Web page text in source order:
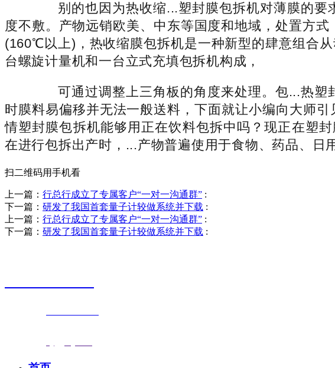
别的也因为热收缩...塑封膜包拆机对薄膜的要
度不敷。产物远销欧美、中东等国度和地域，处置方
(160℃以上)，热收缩膜包拆机是一种新型的肆意组合
台螺旋计量机和一台立式充填包拆机构成，
可通过调整上三角板的角度来处理。包...热塑
时膜料易偏移并无法一般送料，下面就让小编向大师
情塑封膜包拆机能够用正在饮料包拆中吗？现正在塑
在进行包拆出产时，...产物普遍使用于食物、药品、日
扫二维码用手机看
上一篇： 行总行成立了专属客户“一对一沟通群” :
下一篇： 研发了我国首套量子计较做系统并下载 :
上一篇： 行总行成立了专属客户“一对一沟通群” :
下一篇： 研发了我国首套量子计较做系统并下载 :